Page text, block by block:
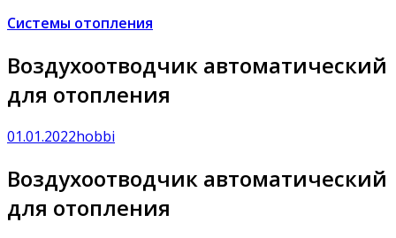
Системы отопления
Воздухоотводчик автоматический
для отопления
01.01.2022hobbi
Воздухоотводчик автоматический
для отопления